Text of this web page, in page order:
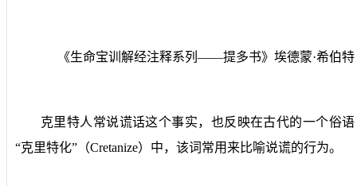
《生命宝训解经注释系列——提多书》埃德蒙·希伯特
克里特人常说谎话这个事实，也反映在古代的一个俗语
“克里特化”（Cretanize）中，该词常用来比喻说谎的行为。